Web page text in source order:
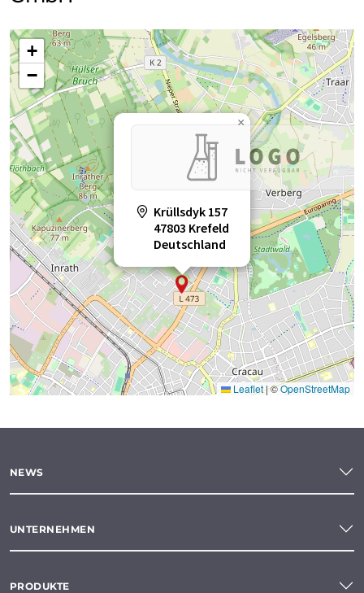
Krüllsdyk 157
47803 Krefeld
Deutschland
×
+
−
Leaflet |©OpenStreetMap
NEWS
UNTERNEHMEN
PRODUKTE